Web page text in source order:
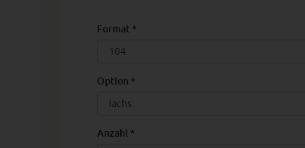
Format *
Option *
Anzahl *